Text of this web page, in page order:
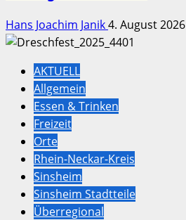
Hans Joachim Janik4. August 2026
AKTUELL
Allgemein
Essen & Trinken
Freizeit
Orte
Rhein-Neckar-Kreis
Sinsheim
Sinsheim Stadtteile
Überregional